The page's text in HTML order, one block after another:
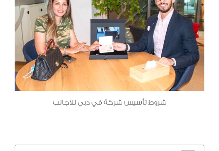
شروط تأسيس شركة في دبي للاجانب